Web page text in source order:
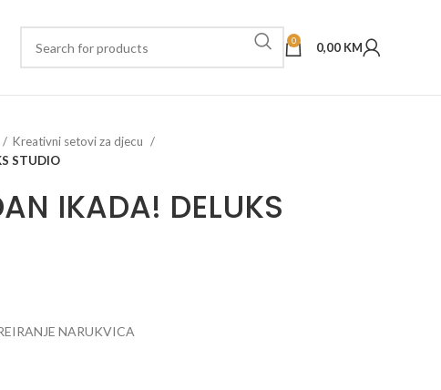
0 0,00 KM
Kreativni setovi za djecu
STUDIO
IKADA! DELUKS
NARUKVICA